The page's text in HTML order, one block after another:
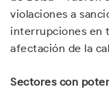
violaciones a
interrupciones en
afectación de la
Sectores con